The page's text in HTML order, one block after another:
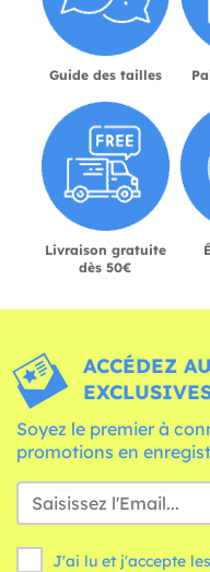
Guide des tailles
Livraison gratuite
dès 50€
ACCÉDEZ
Soyez le premier à
promotions en
J'ai lu et j'accepte